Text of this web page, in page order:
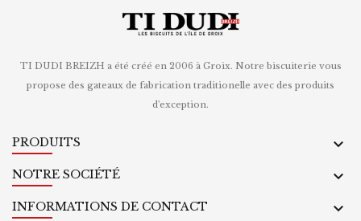
TI DUDI BREIZH a été créé en 2006 à Groix. Notre biscuiterie vous
propose des gateaux de fabrication traditionelle avec des produits
d'exception.
PRODUITS 
NOTRE SOCIÉTÉ 
INFORMATIONS DE CONTACT 